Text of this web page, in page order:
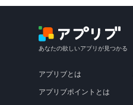
あなたの欲しいアプリが見つかる
アプリブとは
アプリブポイントとは